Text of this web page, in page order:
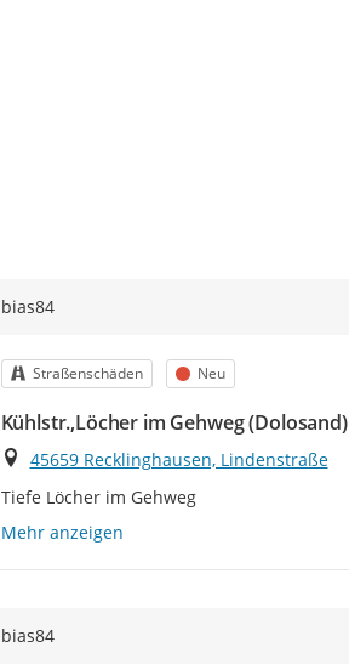
bias84
Kategorie
Straßenschäden Status
Neu
Kühlstr.,Löcher im Gehweg (Dolosand)
Ort
45659 Recklinghausen, Lindenstraße
Tiefe Löcher im Gehweg
Mehr anzeigen
bias84